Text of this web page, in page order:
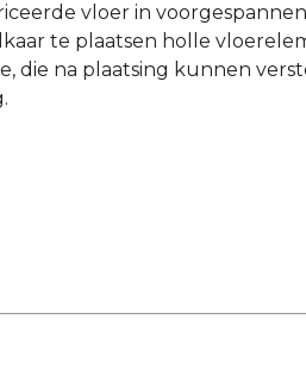
vloer in
te plaatsen holle
die na plaatsing kunnen